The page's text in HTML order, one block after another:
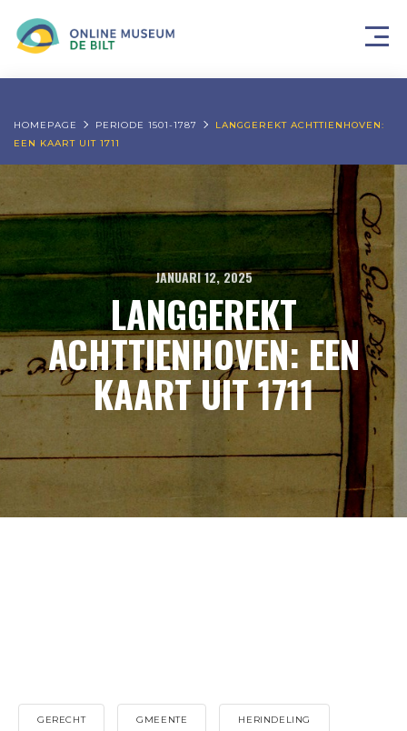
HOMEPAGE PERIODE 1501-1787
LANGGEREKT ACHTTIENHOVEN:
EEN KAART UIT 1711
JANUARI 12, 2025
LANGGEREKT
ACHTTIENHOVEN: EEN
KAART UIT 1711
GERECHT GMEENTE HERINDELING